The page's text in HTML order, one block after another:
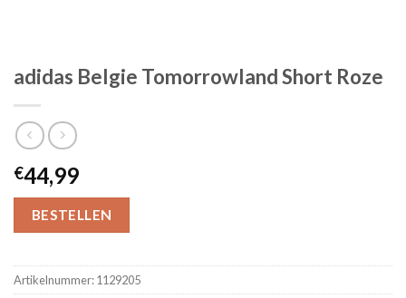
adidas Belgie Tomorrowland Short Roze
€44,99
BESTELLEN
Artikelnummer:1129205